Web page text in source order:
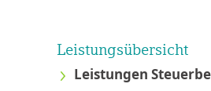
Leistungsübersicht
Leistungen